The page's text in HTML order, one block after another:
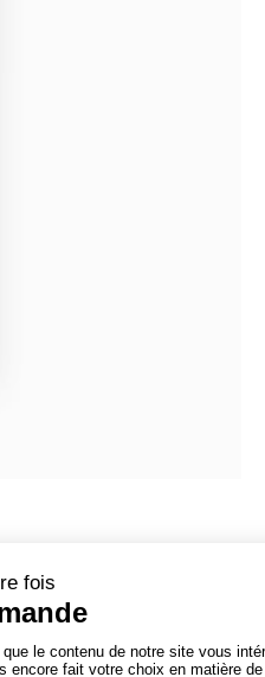
une grande maison sans
et un webdesigner ? Peut-
elle un pré-requis pour
et d'enseignants vous